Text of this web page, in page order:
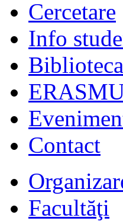
Cercetare
Info
Biblioteca
Contact
Facultăţi